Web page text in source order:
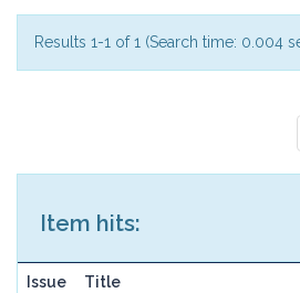
Results 1-1 of 1 (Search time: 0.004
Item hits:
Issue Title